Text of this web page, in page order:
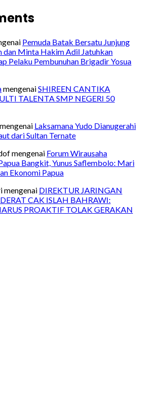
Pemuda Batak Bersatu Junjung
dan Minta Hakim Adil Jatuhkan
Pelaku Pembunuhan Brigadir Yosua
mengenaiSHIREEN CANTIKA
TALENTA SMP NEGERI 50
mengenai Laksamana Yudo Dianugerahi
dari Sultan Ternate
mengenai Forum Wirausaha
Bangkit, Yunus Saflembolo: Mari
Ekonomi Papua
mengenai DIREKTUR JARINGAN
CAK ISLAH BAHRAWI:
PROAKTIF TOLAK GERAKAN